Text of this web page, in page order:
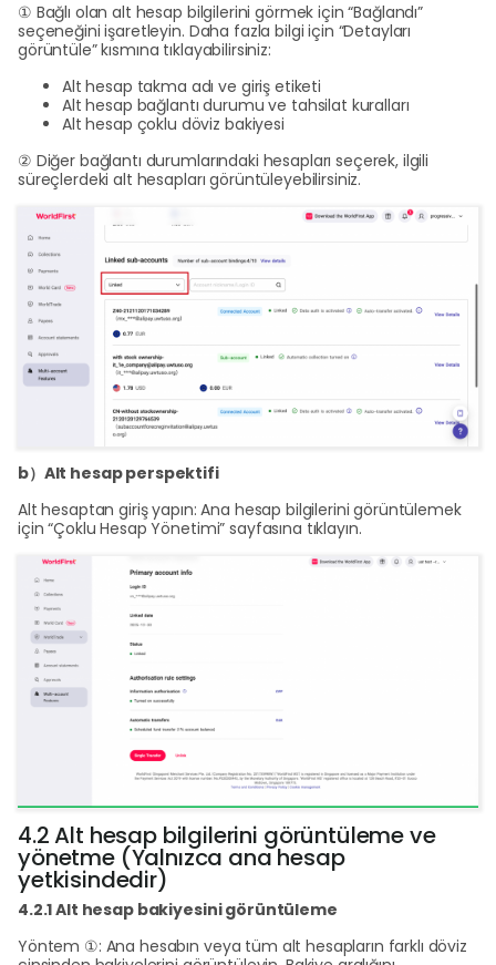
① Bağlı olan alt hesap bilgilerini görmek için “Bağlandı”
seçeneğini işaretleyin. Daha fazla bilgi için “Detayları
görüntüle” kısmına tıklayabilirsiniz:
Alt hesap takma adı ve giriş etiketi
Alt hesap bağlantı durumu ve tahsilat kuralları
Alt hesap çoklu döviz bakiyesi
② Diğer bağlantı durumlarındaki hesapları seçerek, ilgili
süreçlerdeki alt hesapları görüntüleyebilirsiniz.
b）Alt hesap perspektifi
Alt hesaptan giriş yapın: Ana hesap bilgilerini görüntülemek
için “Çoklu Hesap Yönetimi” sayfasına tıklayın.
4.2 Alt hesap bilgilerini görüntüleme ve
yönetme (Yalnızca ana hesap
yetkisindedir)
4.2.1 Alt hesap bakiyesini görüntüleme
Yöntem ①: Ana hesabın veya tüm alt hesapların farklı döviz